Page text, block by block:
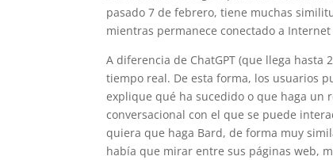
pasado 7 de febrero, tiene muchas
mientras permanece conectado a
A diferencia de ChatGPT (que llega hasta
tiempo real. De esta forma, los usuarios
explique qué ha sucedido o que haga un
conversacional con el que se puede
quiera que haga Bard, de forma muy
había que mirar entre sus páginas web,